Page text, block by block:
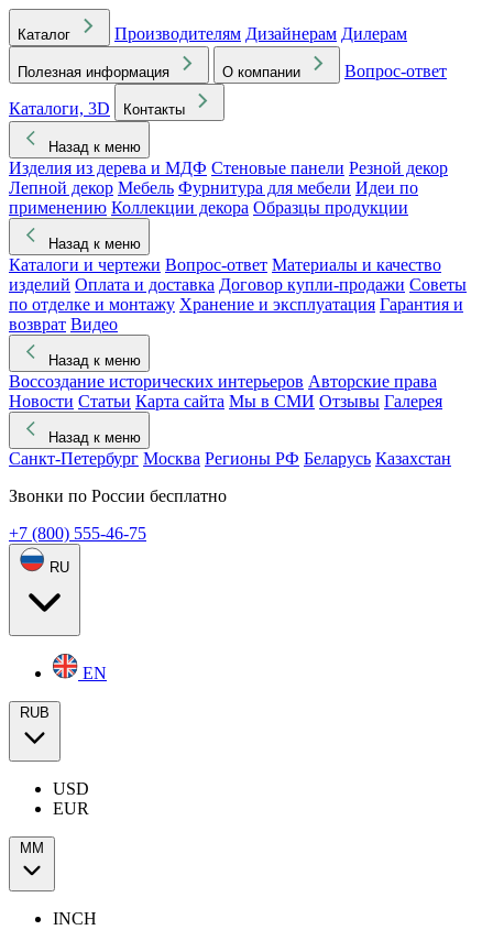
Каталог Производителям Дизайнерам Дилерам
Полезная информация О компании
Вопрос-ответ
Каталоги, 3D
Контакты
Назад к меню
Изделия из дерева и МДФ Стеновые панели Резной декор
Лепной декор Мебель Фурнитура для мебели Идеи по
применению Коллекции декора Образцы продукции
Назад к меню
Каталоги и чертежи Вопрос-ответ Материалы и качество
изделий Оплата и доставка Договор купли-продажи Советы
по отделке и монтажу Хранение и эксплуатация Гарантия и
возврат Видео
Назад к меню
Воссоздание исторических интерьеров Авторские права
Новости Статьи Карта сайта Мы в СМИ Отзывы Галерея
Назад к меню
Санкт-Петербург Москва Регионы РФ Беларусь Казахстан
Звонки по России бесплатно
+7 (800) 555-46-75
RU
EN
RUB
USD
EUR
ММ
INCH